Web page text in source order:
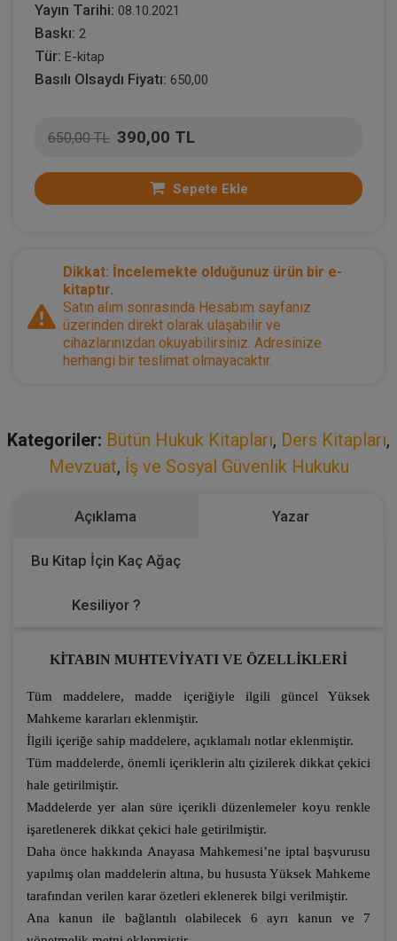
Yayın Tarihi: 08.10.2021
Baskı: 2
Tür: E-kitap
Basılı Olsaydı Fiyatı: 650,00
650,00 TL 390,00 TL
Sepete Ekle
Dikkat: İncelemekte olduğunuz ürün bir e-
kitaptır.
Satın alım sonrasında Hesabım sayfanız
üzerinden direkt olarak ulaşabilir ve
cihazlarınızdan okuyabilirsiniz. Adresinize
herhangi bir teslimat olmayacaktır.
Kategoriler: Bütün Hukuk Kitapları, Ders Kitapları,
Mevzuat, İş ve Sosyal Güvenlik Hukuku
Açıklama Yazar
Bu Kitap İçin Kaç Ağaç
Kesiliyor ?
KİTABIN MUHTEVİYATI VE ÖZELLİKLERİ
Tüm maddelere, madde içeriğiyle ilgili güncel Yüksek
Mahkeme kararları eklenmiştir.
İlgili içeriğe sahip maddelere, açıklamalı notlar eklenmiştir.
Tüm maddelerde, önemli içeriklerin altı çizilerek dikkat çekici
hale getirilmiştir.
Maddelerde yer alan süre içerikli düzenlemeler koyu renkle
işaretlenerek dikkat çekici hale getirilmiştir.
Daha önce hakkında Anayasa Mahkemesi’ne iptal başvurusu
yapılmış olan maddelerin altına, bu hususta Yüksek Mahkeme
tarafından verilen karar özetleri eklenerek bilgi verilmiştir.
Ana kanun ile bağlantılı olabilecek 6 ayrı kanun ve 7